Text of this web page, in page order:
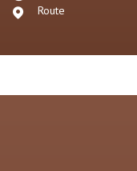
Route